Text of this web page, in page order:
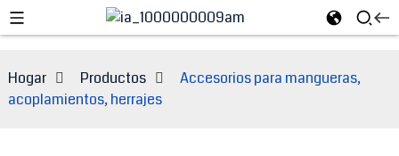
Hogar Productos
Accesorios para mangueras,
acoplamientos, herrajes